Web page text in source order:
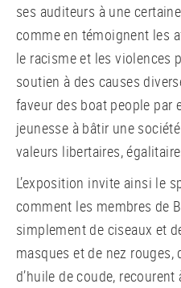
ses auditeurs à une
comme en témoignent les
le racisme et les violences
soutien à des causes
faveur des boat people par
jeunesse à bâtir une
valeurs libertaires,
L’exposition invite ainsi le
comment les membres de
simplement de ciseaux et
masques et de nez
d’huile de coude,